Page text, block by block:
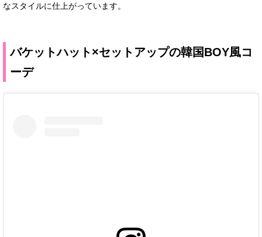
なスタイルに仕上がっています。
バケットハット×セットアップの韓国BOY風コ
ーデ